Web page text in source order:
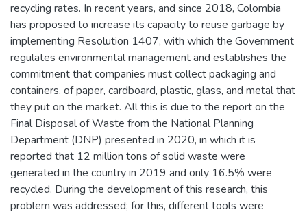
recycling rates. In recent years, and since 2018, Colombia
has proposed to increase its capacity to reuse garbage by
implementing Resolution 1407, with which the Government
regulates environmental management and establishes the
commitment that companies must collect packaging and
containers. of paper, cardboard, plastic, glass, and metal that
they put on the market. All this is due to the report on the
Final Disposal of Waste from the National Planning
Department (DNP) presented in 2020, in which it is
reported that 12 million tons of solid waste were
generated in the country in 2019 and only 16.5% were
recycled. During the development of this research, this
problem was addressed; for this, different tools were